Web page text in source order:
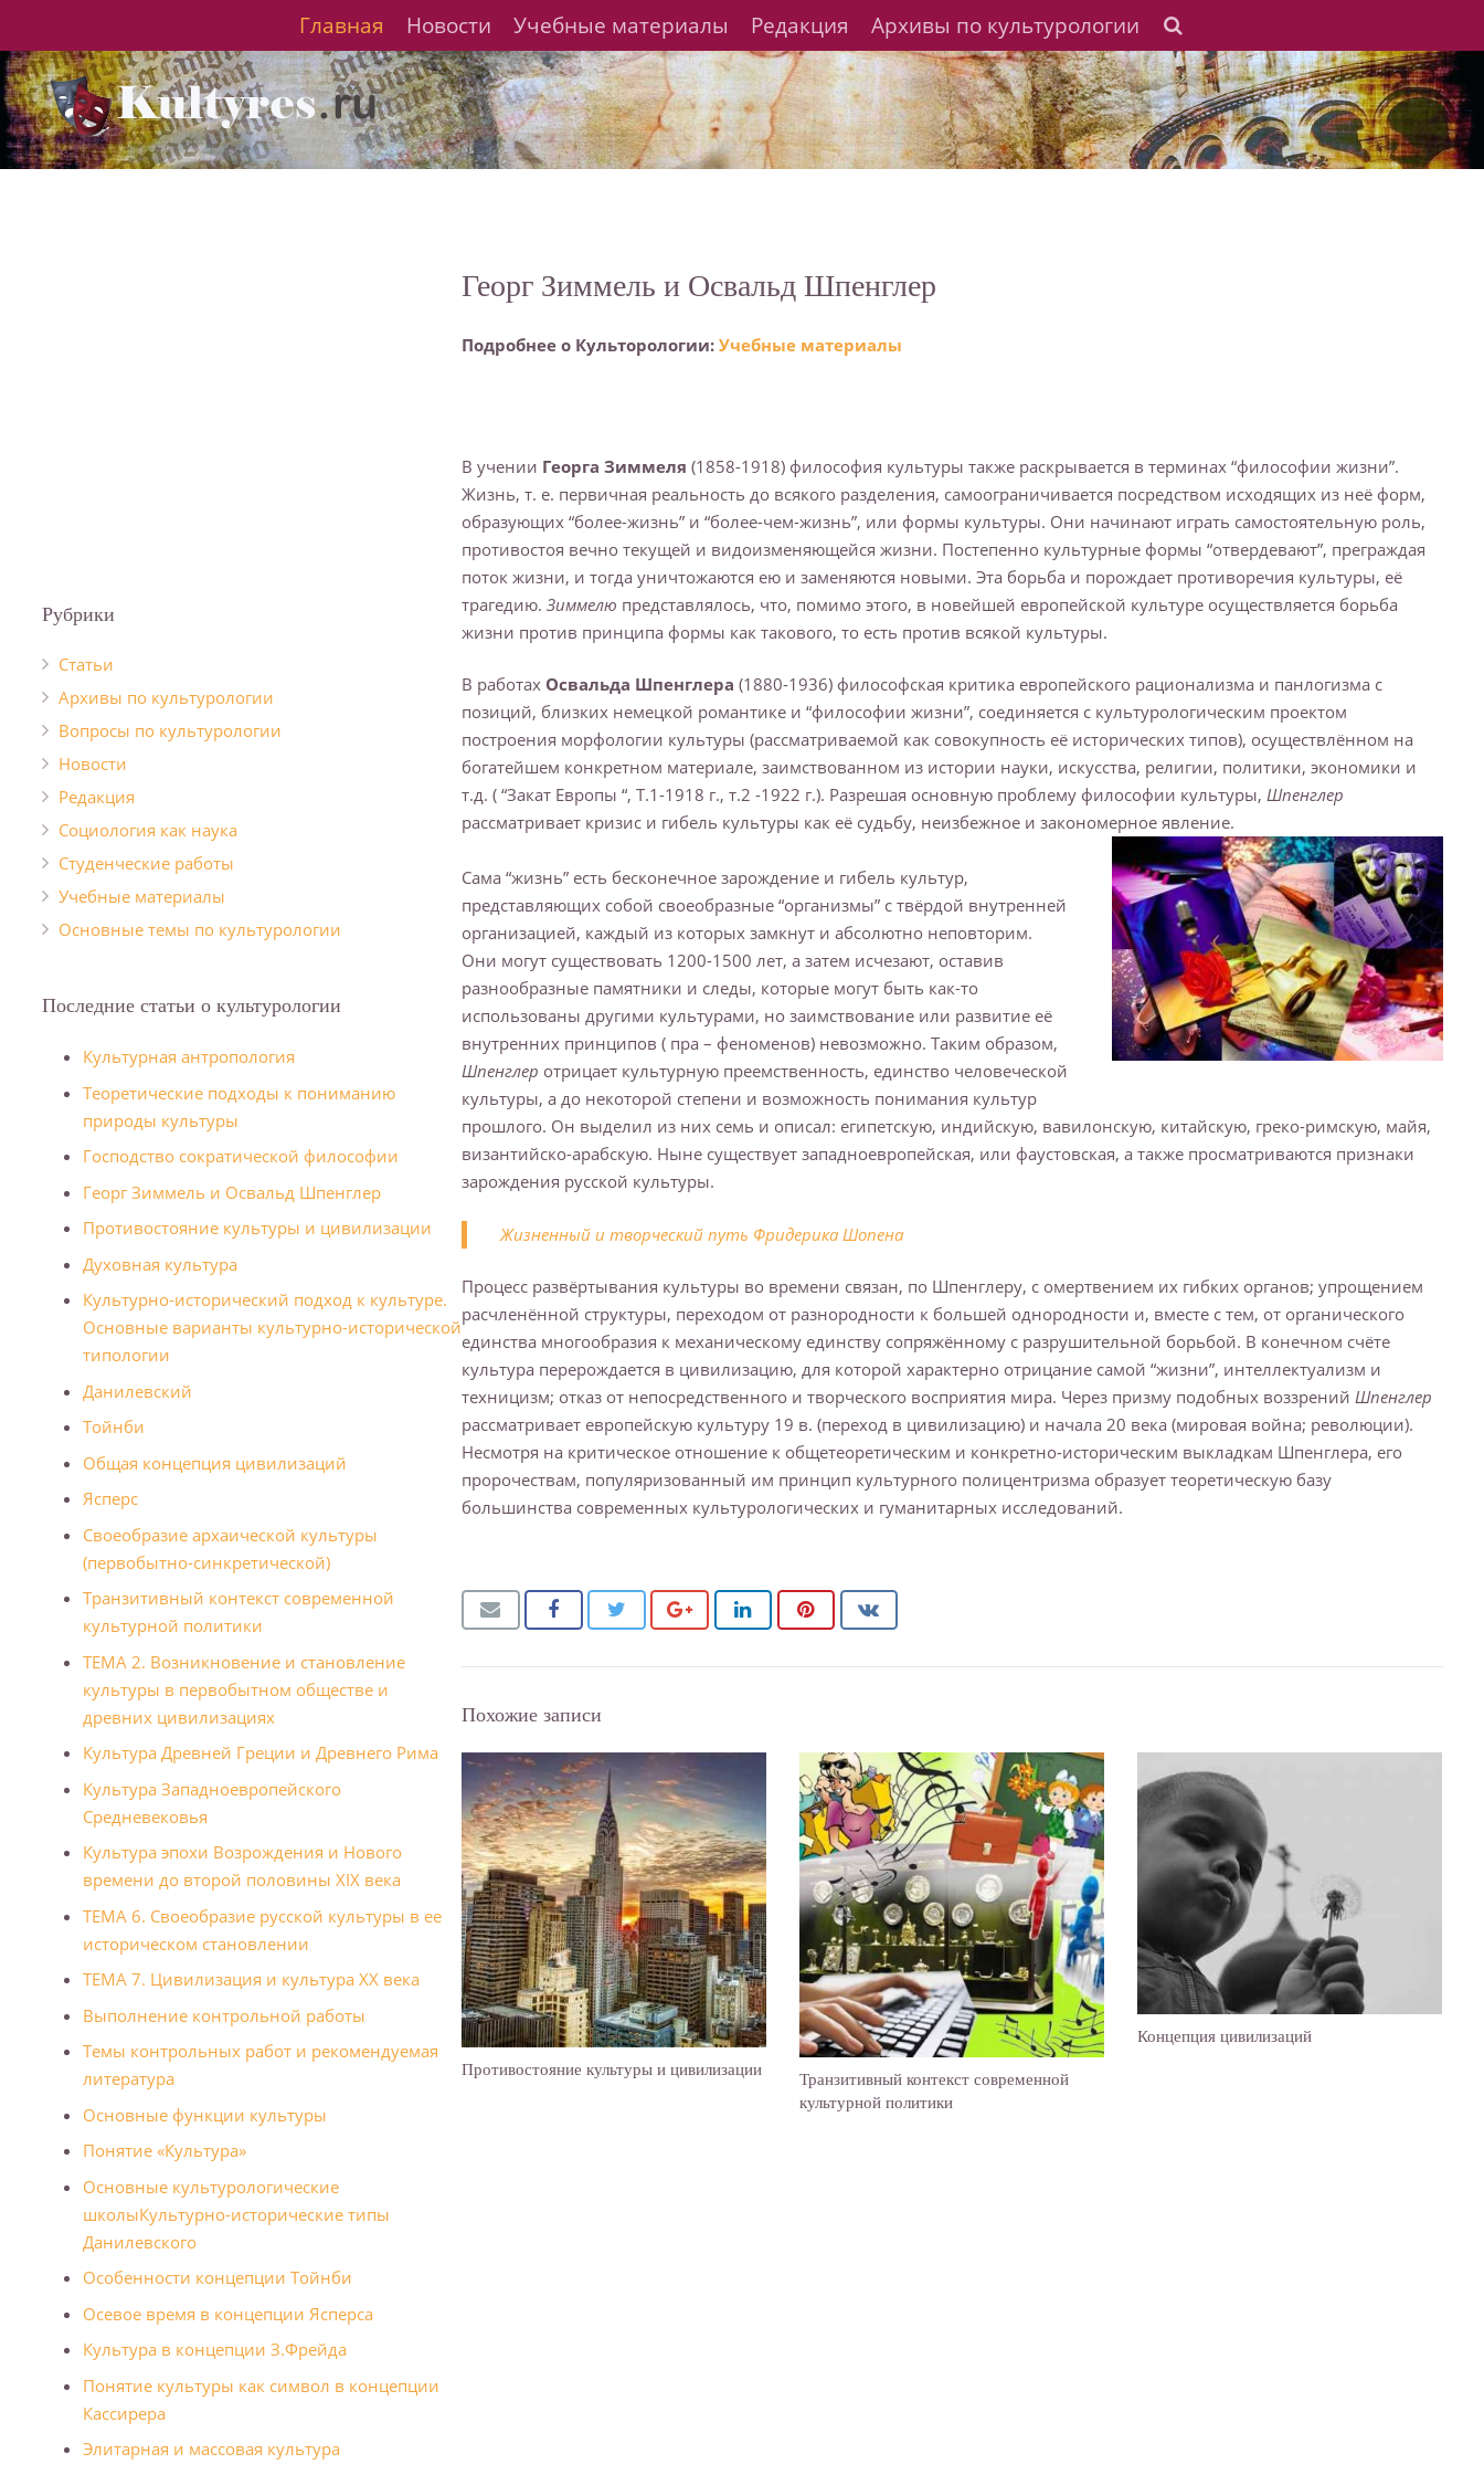
Главная Новости Учебные материалы Редакция Архивы по культурологии
Георг Зиммель и Освальд Шпенглер
Подробнее о Культорологии:Учебные материалы
В учении Георга Зиммеля (1858-1918) философия культуры также раскрывается в терминах “философии жизни”.
Жизнь, т. е. первичная реальность до всякого разделения, самоограничивается посредством исходящих из неё форм,
образующих “более-жизнь” и “более-чем-жизнь”, или формы культуры. Они начинают играть самостоятельную роль,
противостоя вечно текущей и видоизменяющейся жизни. Постепенно культурные формы “отвердевают”, преграждая
поток жизни, и тогда уничтожаются ею и заменяются новыми. Эта борьба и порождает противоречия культуры, её
трагедию.Зиммелю представлялось, что, помимо этого, в новейшей европейской культуре осуществляется борьба
жизни против принципа формы как такового, то есть против всякой культуры.
В работах Освальда Шпенглера (1880-1936) философская критика европейского рационализма и панлогизма с
позиций, близких немецкой романтике и “философии жизни”, соединяется с культурологическим проектом
построения морфологии культуры (рассматриваемой как совокупность её исторических типов), осуществлённом на
богатейшем конкретном материале, заимствованном из истории науки, искусства, религии, политики, экономики и
т.д. ( “Закат Европы “, Т.1-1918 г., т.2 -1922 г.). Разрешая основную проблему философии культуры,Шпенглер
рассматривает кризис и гибель культуры как её судьбу, неизбежное и закономерное явление.
Сама “жизнь” есть бесконечное зарождение и гибель культур,
представляющих собой своеобразные “организмы” с твёрдой внутренней
организацией, каждый из которых замкнут и абсолютно неповторим.
Они могут существовать 1200-1500 лет, а затем исчезают, оставив
разнообразные памятники и следы, которые могут быть как-то
использованы другими культурами, но заимствование или развитие её
внутренних принципов ( пра – феноменов) невозможно. Таким образом,
Шпенглер отрицает культурную преемственность, единство человеческой
культуры, а до некоторой степени и возможность понимания культур
прошлого. Он выделил из них семь и описал: египетскую, индийскую, вавилонскую, китайскую, греко-римскую, майя,
византийско-арабскую. Ныне существует западноевропейская, или фаустовская, а также просматриваются признаки
зарождения русской культуры.
Жизненный и твоpческий путь Фpидеpика Шопена
Процесс развёртывания культуры во времени связан, по Шпенглеру, с омертвением их гибких органов; упрощением
расчленённой структуры, переходом от разнородности к большей однородности и, вместе с тем, от органического
единства многообразия к механическому единству сопряжённому с разрушительной борьбой. В конечном счёте
культура перерождается в цивилизацию, для которой характерно отрицание самой “жизни”, интеллектуализм и
техницизм; отказ от непосредственного и творческого восприятия мира. Через призму подобных воззренийШпенглер
рассматривает европейскую культуру 19 в. (переход в цивилизацию) и начала 20 века (мировая война; революции).
Несмотря на критическое отношение к общетеоретическим и конкретно-историческим выкладкам Шпенглера, его
пророчествам, популяризованный им принцип культурного полицентризма образует теоретическую базу
большинства современных культурологических и гуманитарных исследований.
Похожие записи
Противостояние культуры и цивилизации
Транзитивный контекст современной
культурной политики
Концепция цивилизаций
Рубрики
Cтатьи
Архивы по культурологии
Вопросы по культурологии
Новости
Редакция
Социология как наука
Студенческие работы
Учебные материалы
Основные темы по культурологии
Последние статьи о культурологии
Культурная антропология
Теоретические подходы к пониманию
природы культуры
Господство сократической философии
Георг Зиммель и Освальд Шпенглер
Противостояние культуры и цивилизации
Духовная культура
Культурно-исторический подход к культуре.
Основные варианты культурно-исторической
типологии
Данилевский
Тойнби
Общая концепция цивилизаций
Ясперс
Своеобразие архаической культуры
(первобытно-синкретической)
Транзитивный контекст современной
культурной политики
ТЕМА 2. Возникновение и становление
культуры в первобытном обществе и
древних цивилизациях
Культура Древней Греции и Дpевнегo Рима
Культура Западноевропейского
Средневековья
Культура эпохи Возрождения и Нового
времени до второй половины XIX века
ТЕМА 6. Своеобразие русской культуры в ее
историческом становлении
ТЕМА 7. Цивилизация и культура XX века
Выполнение контрольной работы
Темы контрольных работ и рекомендуемая
литература
Основные функции культуры
Понятие «Культура»
Основные культурологические
школыКультурно-исторические типы
Данилевского
Особенности концепции Тойнби
Осевое время в концепции Ясперса
Культура в концепции З.Фрейда
Понятие культуры как символ в концепции
Кассирера
Элитарная и массовая культура